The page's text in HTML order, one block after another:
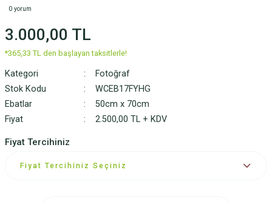
0 yorum
3.000,00 TL
*365,33 TL den başlayan taksitlerle!
Kategori
Fotoğraf
Stok Kodu
WCEB17FYHG
Ebatlar
50cm x 70cm
Fiyat
2.500,00 TL + KDV
Fiyat Tercihiniz